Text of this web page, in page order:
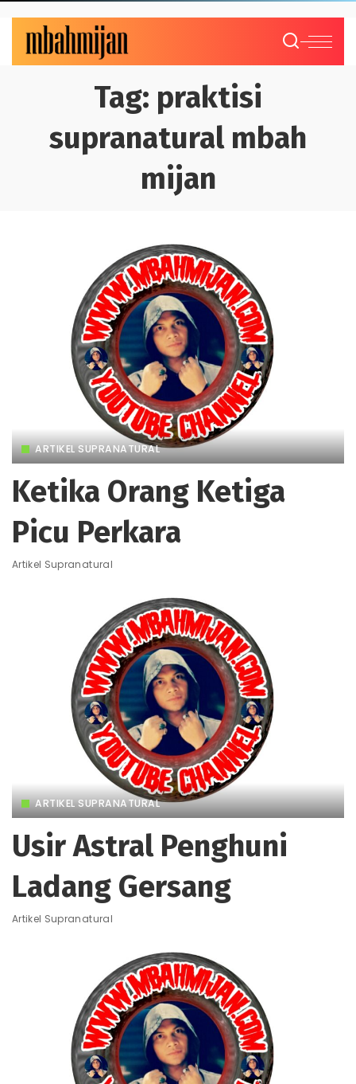
Tag: praktisi
supranatural mbah
mijan
ARTIKEL SUPRANATURAL
Ketika Orang Ketiga
Picu Perkara
Artikel Supranatural
ARTIKEL SUPRANATURAL
Usir Astral Penghuni
Ladang Gersang
Artikel Supranatural